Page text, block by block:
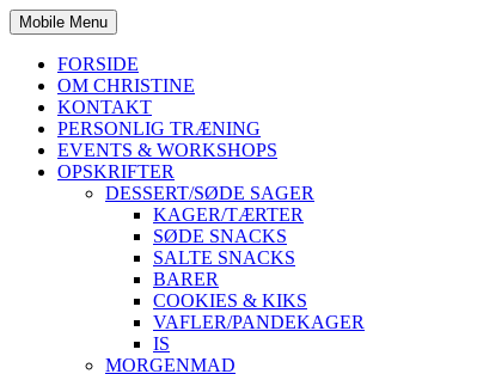
Mobile Menu
FORSIDE
OM CHRISTINE
KONTAKT
PERSONLIG TRÆNING
EVENTS & WORKSHOPS
OPSKRIFTER
DESSERT/SØDE SAGER
KAGER/TÆRTER
SØDE SNACKS
SALTE SNACKS
BARER
COOKIES & KIKS
VAFLER/PANDEKAGER
IS
MORGENMAD